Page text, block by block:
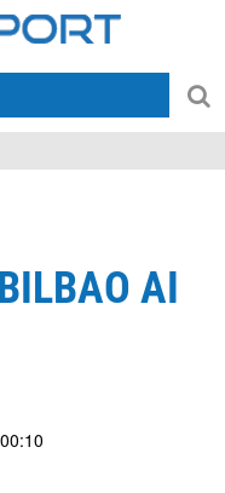
AI